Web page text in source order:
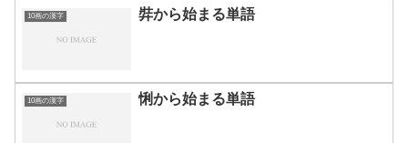
10画の漢字 弉から始まる単語
10画の漢字 悧から始まる単語